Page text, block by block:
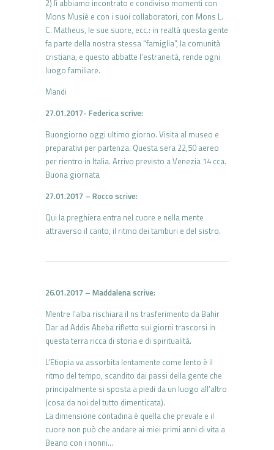
2) lì abbiamo incontrato e condiviso momenti con
Mons Musiè e con i suoi collaboratori, con Mons L.
C. Matheus, le sue suore, ecc.: in realtà questa gente
fa parte della nostra stessa “famiglia”, la comunità
cristiana, e questo abbatte l’estraneità, rende ogni
luogo familiare.
Mandi
27.01.2017- Federica scrive:
Buongiorno oggi ultimo giorno. Visita al museo e
preparativi per partenza. Questa sera 22,50 aereo
per rientro in Italia. Arrivo previsto a Venezia 14 cca.
Buona giornata
27.01.2017 – Rocco scrive:
Qui la preghiera entra nel cuore e nella mente
attraverso il canto, il ritmo dei tamburi e del sistro.
26.01.2017 – Maddalena scrive:
Mentre l’alba rischiara il ns trasferimento da Bahir
Dar ad Addis Abeba rifletto sui giorni trascorsi in
questa terra ricca di storia e di spiritualità.
L’Etiopia va assorbita lentamente come lento è il
ritmo del tempo, scandito dai passi della gente che
principalmente si sposta a piedi da un luogo all’altro
(cosa da noi del tutto dimenticata).
La dimensione contadina è quella che prevale e il
cuore non può che andare ai miei primi anni di vita a
Beano con i nonni…